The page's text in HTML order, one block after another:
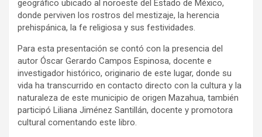
geográfico ubicado al noroeste del Estado de México,
donde perviven los rostros del mestizaje, la herencia
prehispánica, la fe religiosa y sus festividades.
Para esta presentación se contó con la presencia del
autor Óscar Gerardo Campos Espinosa, docente e
investigador histórico, originario de este lugar, donde su
vida ha transcurrido en contacto directo con la cultura y la
naturaleza de este municipio de origen Mazahua, también
participó Liliana Jiménez Santillán, docente y promotora
cultural comentando este libro.